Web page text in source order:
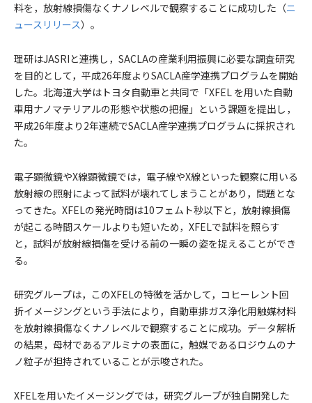
料を，放射線損傷なくナノレベルで観察することに成功した（ニ
ュースリリース）。
理研はJASRIと連携し，SACLAの産業利用振興に必要な調査研究
を目的として，平成26年度よりSACLA産学連携プログラムを開始
した。北海道大学はトヨタ自動車と共同で「XFEL を用いた自動
車用ナノマテリアルの形態や状態の把握」という課題を提出し，
平成26年度より2年連続でSACLA産学連携プログラムに採択され
た。
電子顕微鏡やX線顕微鏡では，電子線やX線といった観察に用いる
放射線の照射によって試料が壊れてしまうことがあり，問題とな
ってきた。XFELの発光時間は10フェムト秒以下と，放射線損傷
が起こる時間スケールよりも短いため，XFELで試料を照らす
と，試料が放射線損傷を受ける前の一瞬の姿を捉えることができ
る。
研究グループは，このXFELの特徴を活かして，コヒーレント回
折イメージングという手法により，自動車排ガス浄化用触媒材料
を放射線損傷なくナノレベルで観察することに成功。データ解析
の結果，母材であるアルミナの表面に，触媒であるロジウムのナ
ノ粒子が担持されていることが示唆された。
XFELを用いたイメージングでは，研究グループが独自開発した